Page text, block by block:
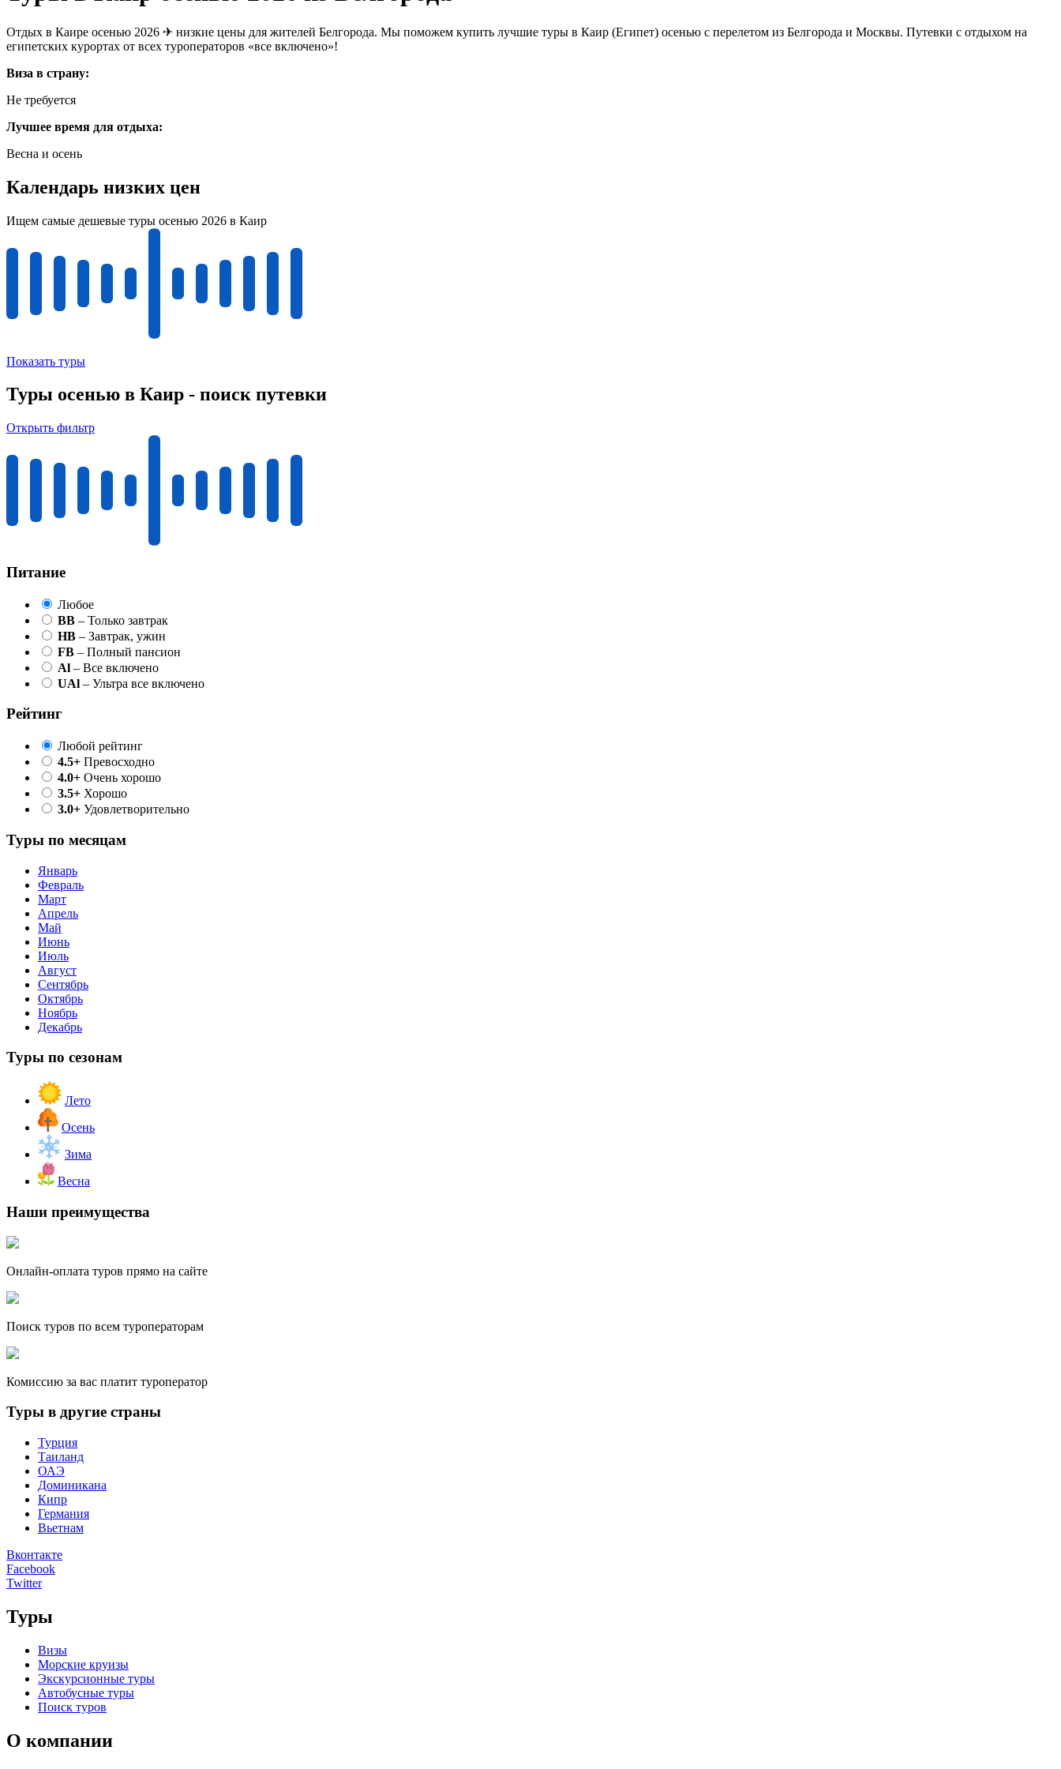
Отдых в Каире осенью 2026 ✈ низкие цены для жителей Белгорода. Мы поможем купить лучшие туры в Каир (Египет) осенью с перелетом из Белгорода и Москвы. Путевки с отдыхом на
египетских курортах от всех туроператоров «все включено»!
Виза в страну:
Не требуется
Лучшее время для отдыха:
Весна и осень
Календарь низких цен
Ищем самые дешевые туры осенью 2026 в Каир
Показать туры
Туры осенью в Каир - поиск путевки
Открыть фильтр
Питание
Любое
BB – Только завтрак
HB – Завтрак, ужин
FB – Полный пансион
Al – Все включено
UAl – Ультра все включено
Рейтинг
Любой рейтинг
4.5+ Превосходно
4.0+ Очень хорошо
3.5+ Хорошо
3.0+ Удовлетворительно
Туры по месяцам
Январь
Февраль
Март
Апрель
Май
Июнь
Июль
Август
Сентябрь
Октябрь
Ноябрь
Декабрь
Туры по сезонам
Лето
Осень
Зима
Весна
Наши преимущества
Онлайн-оплата туров прямо на сайте
Поиск туров по всем туроператорам
Комиссию за вас платит туроператор
Туры в другие страны
Турция
Таиланд
ОАЭ
Доминикана
Кипр
Германия
Вьетнам
Вконтакте
Facebook
Twitter
Туры
Визы
Морские круизы
Экскурсионные туры
Автобусные туры
Поиск туров
О компании